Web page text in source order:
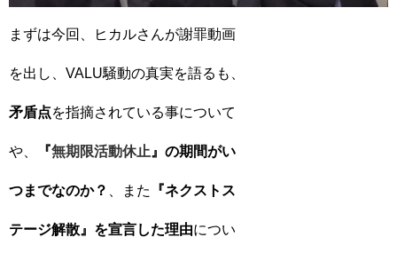
まずは今回、ヒカルさんが謝罪動画
を出し、VALU騒動の真実を語るも、
矛盾点を指摘されている事について
や、 『無期限活動休止 』の期間がい
つまでなのか？ また 『ネクストス
テージ解散』を宣言した理由につい